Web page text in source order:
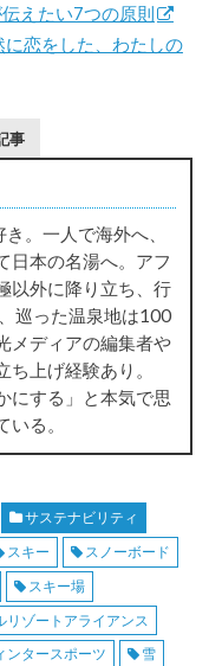
えたい7つの原則
恋をした、わたしの
事
。一人で海外へ、
日本の名湯へ。アフ
以外に降り立ち、行
巡った温泉地は100
メディアの編集者や
ち上げ経験あり。
にする」と本気で思
る。
サステナビリティ
スキー
スノーボード
スキー場
リゾートアライアンス
ンタースポーツ 雪